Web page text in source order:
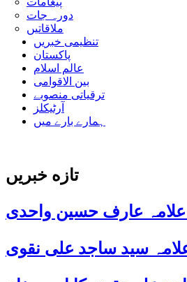
دورہ جات
ملاقاتیں
تنظیمی خبریں
پاکستان
عالم اسلام
بین الاقوامی
ترقیاتی منصوبے
آرٹیکلز
ہمارے بارے میں
تازه خبریں
عارف حسین واحدی
سید ساجد علی نقوی